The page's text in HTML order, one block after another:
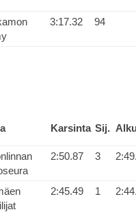
3:17.32 94
Karsinta Sij.
2:50.87 3
2:45.49 1